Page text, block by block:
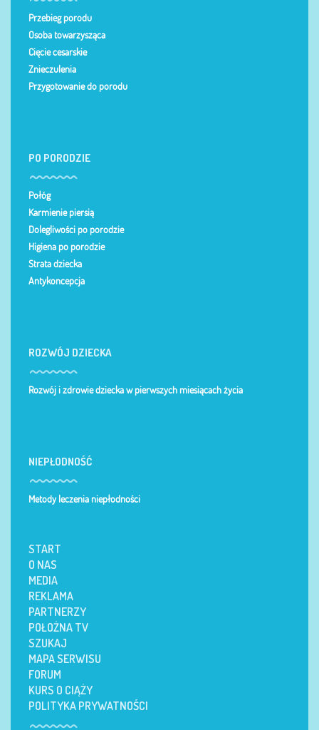
Przebieg porodu
Osoba towarzysząca
Cięcie cesarskie
Znieczulenia
Przygotowanie do porodu
PO PORODZIE
Połóg
Karmienie piersią
Dolegliwości po porodzie
Higiena po porodzie
Strata dziecka
Antykoncepcja
ROZWÓJ DZIECKA
Rozwój i zdrowie dziecka w pierwszych miesiącach życia
NIEPŁODNOŚĆ
Metody leczenia niepłodności
START
O NAS
MEDIA
REKLAMA
PARTNERZY
POŁOŻNA TV
SZUKAJ
MAPA SERWISU
FORUM
KURS O CIĄŻY
POLITYKA PRYWATNOŚCI